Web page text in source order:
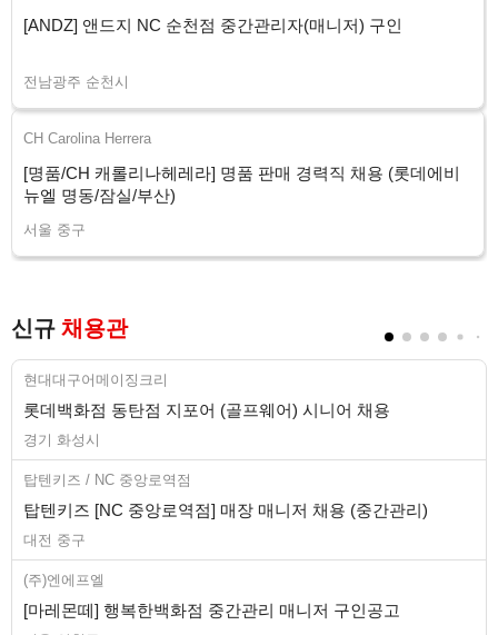
[ANDZ] 앤드지 NC 순천점 중간관리자(매니저) 구인
전남광주 순천시
CH Carolina Herrera
[명품/CH 캐롤리나헤레라] 명품 판매 경력직 채용 (롯데에비
뉴엘 명동/잠실/부산)
서울 중구
신규 채용관
현대대구어메이징크리
롯데백화점 동탄점 지포어 (골프웨어) 시니어 채용
경기 화성시
탑텐키즈 / NC 중앙로역점
탑텐키즈 [NC 중앙로역점] 매장 매니저 채용 (중간관리)
대전 중구
(주)엔에프엘
[마레몬떼] 행복한백화점 중간관리 매니저 구인공고